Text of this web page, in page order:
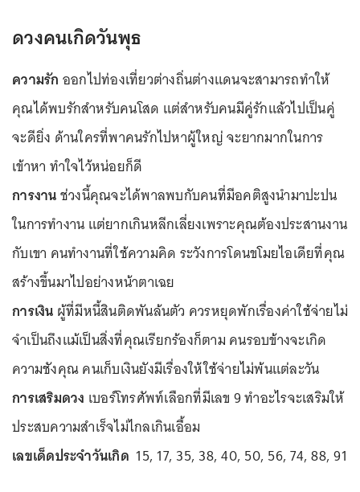
ดวงคนเกิดวันพุธ
ความรัก ออกไปท่องเที่ยวต่างถิ่นต่างแดนจะสามารถทำให้
คุณได้พบรักสำหรับคนโสด แต่สำหรับคนมีคู่รักแล้วไปเป็นคู่
จะดียิ่ง ด้านใครที่พาคนรักไปหาผู้ใหญ่ จะยากมากในการ
เข้าหา ทำใจไว้หน่อยก็ดี
การงานช่วงนี้คุณจะได้พาลพบกับคนที่มีอคติสูงนำมาปะปน
ในการทำงาน แต่ยากเกินหลีกเลี่ยงเพราะคุณต้องประสานงาน
กับเขา คนทำงานที่ใช้ความคิด ระวังการโดนขโมยไอเดียที่คุณ
สร้างขึ้นมาไปอย่างหน้าตาเฉย
การเงิน ผู้ที่มีหนี้สินติดพันล้นตัว ควรหยุดพักเรื่องค่าใช้จ่ายไม่
จำเป็นถึงแม้เป็นสิ่งที่คุณเรียกร้องก็ตาม คนรอบข้างจะเกิด
ความชังคุณ คนเก็บเงินยังมีเรื่องให้ใช้จ่ายไม่พ้นแต่ละวัน
การเสริมดวง เบอร์โทรศัพท์เลือกที่มีเลข 9 ทำอะไรจะเสริมให้
ประสบความสำเร็จไม่ไกลเกินเอื้อม
เลขเด็ดประจำวันเกิด 15, 17, 35, 38, 40, 50, 56, 74, 88, 91